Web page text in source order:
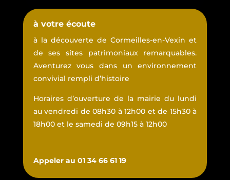
à votre écoute
à la découverte de Cormeilles-en-Vexin et
de ses sites patrimoniaux remarquables.
Aventurez vous dans un environnement
convivial rempli d’histoire
Horaires d’ouverture de la mairie du lundi
au vendredi de 08h30 à 12h00 et de 15h30 à
18h00 et le samedi de 09h15 à 12h00
Appeler au 01 34 66 61 19